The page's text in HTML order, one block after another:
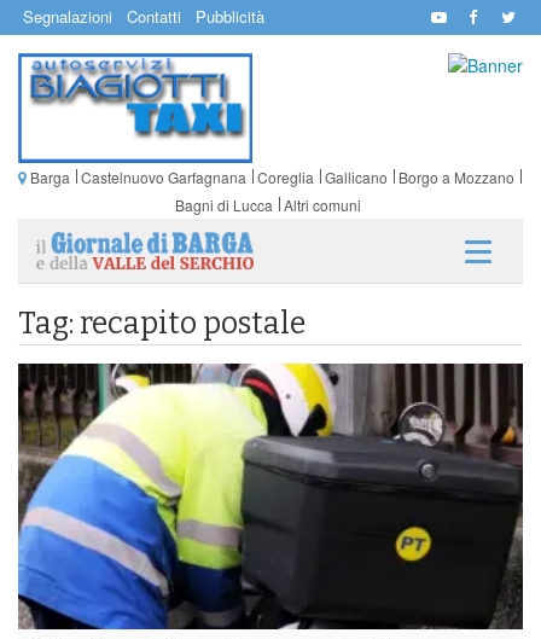
Segnalazioni Contatti Pubblicità
Barga Castelnuovo Garfagnana Coreglia Gallicano
Borgo a Mozzano
Bagni di Lucca Altri comuni
Tag: recapito postale